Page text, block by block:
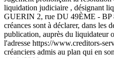
liquidation judiciaire , désignant
GUERIN 2, rue DU 49ÈME - BP
créances sont à déclarer, dans les
publication, auprès du liquidateur
l'adresse https://www.creditors-
créanciers admis au plan qui en